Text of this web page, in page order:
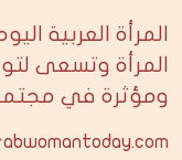
المرأة
المرأة وتسعى
ومؤثرة في